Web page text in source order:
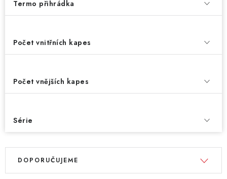
Termo přihrádka
Počet vnitřních kapes
Počet vnějších kapes
Série
V
Ř
DOPORUČUJEME